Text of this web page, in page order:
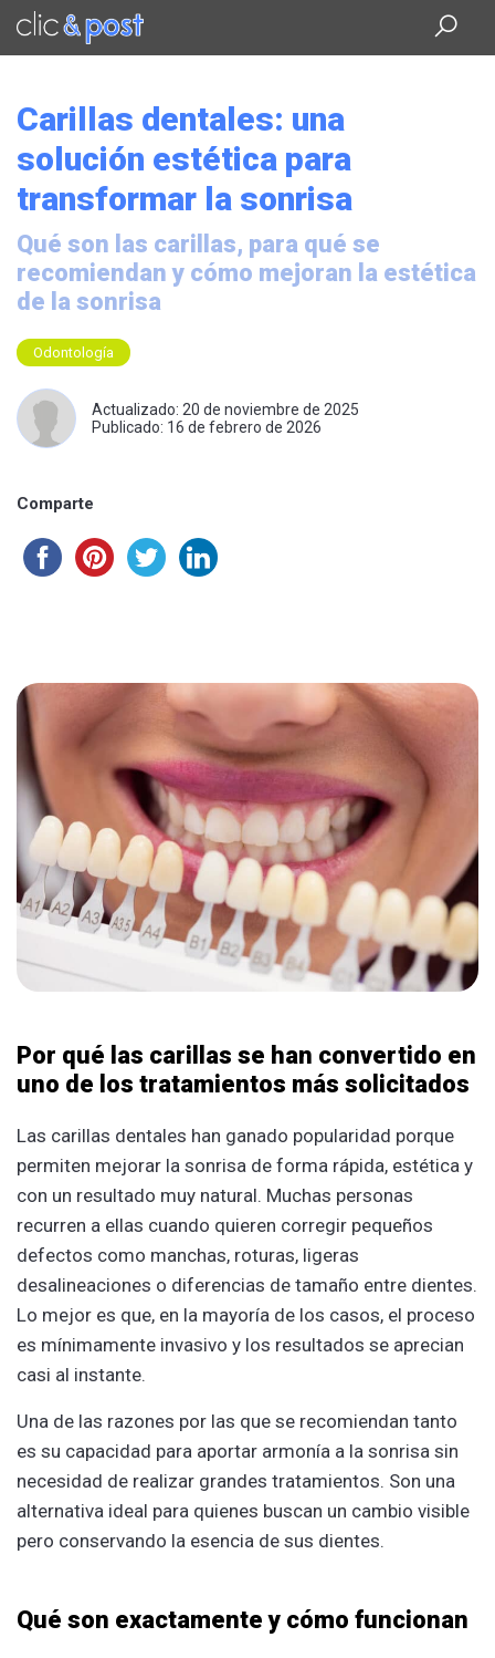
Saltar
contenido
Carillas dentales: una
solución estética para
transformar la sonrisa
Qué son las carillas, para qué se
recomiendan y cómo mejoran la estética
de la sonrisa
Odontología
Actualizado: 20 de noviembre de 2025
Publicado: 16 de febrero de 2026
Comparte
Por qué las carillas se han convertido en
uno de los tratamientos más solicitados
Las carillas dentales han ganado popularidad porque
permiten mejorar la sonrisa de forma rápida, estética y
con un resultado muy natural. Muchas personas
recurren a ellas cuando quieren corregir pequeños
defectos como manchas, roturas, ligeras
desalineaciones o diferencias de tamaño entre dientes.
Lo mejor es que, en la mayoría de los casos, el proceso
es mínimamente invasivo y los resultados se aprecian
casi al instante.
Una de las razones por las que se recomiendan tanto
es su capacidad para aportar armonía a la sonrisa sin
necesidad de realizar grandes tratamientos. Son una
alternativa ideal para quienes buscan un cambio visible
pero conservando la esencia de sus dientes.
Qué son exactamente y cómo funcionan